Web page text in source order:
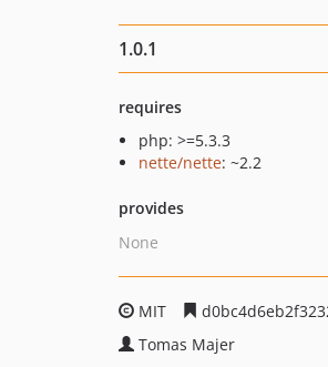
1.0.1
requires
php: >=5.3.3
nette/nette: ~2.2
provides
None
MIT
Tomas Majer